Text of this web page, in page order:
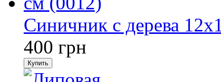
Синичник с дерева
400 грн
Купить